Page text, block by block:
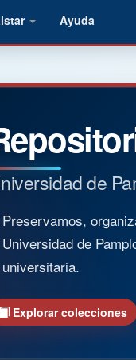
Ayuda
de
Preservamos,
Universidad de
universitaria.
Explorar colecciones